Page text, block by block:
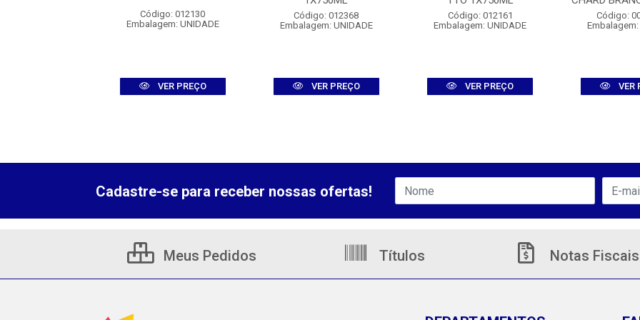
Código: 012130
Embalagem: UNIDADE
VER PREÇO
Código: 012368
Embalagem: UNIDADE
VER PREÇO
Código: 012161
Embalagem: UNIDADE
VER PREÇO
Código:
Embalagem:
VER
Cadastre-se para receber nossas ofertas!
Meus Pedidos Títulos Notas Fiscais